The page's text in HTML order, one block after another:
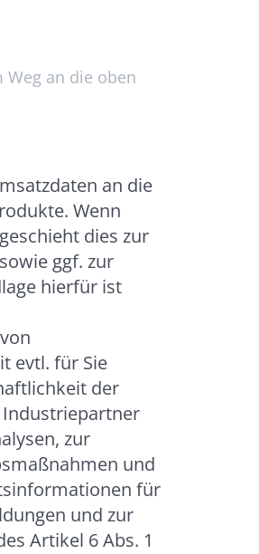
an die oben
an die
Wenn
dies zur
ggf. zur
hierfür ist
evtl. für Sie
der
Industriepartner
zur
und
für
und zur
Artikel 6 Abs. 1